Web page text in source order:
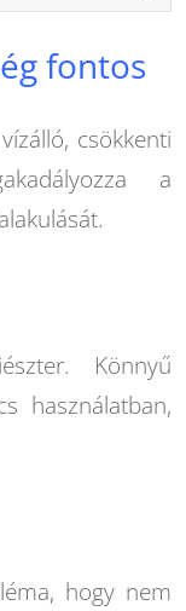
fontos
csökkenti
a
Könnyű
használatban,
hogy nem